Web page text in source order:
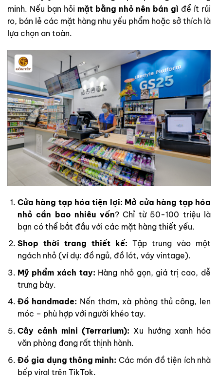
minh. Nếu bạn hỏi mặt bằng nhỏ nên bán gì để ít rủi
ro, bán lẻ các mặt hàng nhu yếu phẩm hoặc sở thích là
lựa chọn an toàn.
Cửa hàng tạp hóa tiện lợi: Mở cửa hàng tạp hóa
nhỏ cần bao nhiêu vốn? Chỉ từ 50-100 triệu là
bạn có thể bắt đầu với các mặt hàng thiết yếu.
Shop thời trang thiết kế: Tập trung vào một
ngách nhỏ (ví dụ: đồ ngủ, đồ lót, váy vintage).
Mỹ phẩm xách tay: Hàng nhỏ gọn, giá trị cao, dễ
trưng bày.
Đồ handmade: Nến thơm, xà phòng thủ công, len
móc – phù hợp với người khéo tay.
Cây cảnh mini (Terrarium): Xu hướng xanh hóa
văn phòng đang rất thịnh hành.
Đồ gia dụng thông minh: Các món đồ tiện ích nhà
bếp viral trên TikTok.